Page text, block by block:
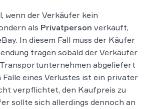
wenn der Verkäufer kein
als Privatperson verkauft,
In diesem Fall muss der Käufer
tragen sobald der Verkäufer
Transportunternehmen abgeliefert
Falle eines Verlustes ist ein privater
verpflichtet, den Kaufpreis zu
sollte sich allerdings dennoch an